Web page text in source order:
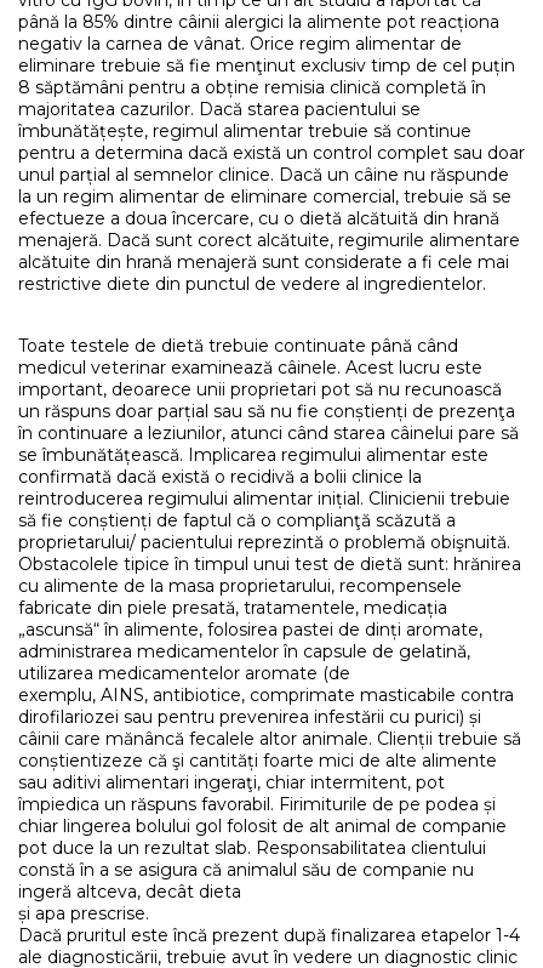
până la 85% dintre câinii alergici la alimente pot reacționa
negativ la carnea de vânat. Orice regim alimentar de
eliminare trebuie să fie menţinut exclusiv timp de cel puțin
8 săptămâni pentru a obține remisia clinică completă în
majoritatea cazurilor. Dacă starea pacientului se
îmbunătățește, regimul alimentar trebuie să continue
pentru a determina dacă există un control complet sau doar
unul parțial al semnelor clinice. Dacă un câine nu răspunde
la un regim alimentar de eliminare comercial, trebuie să se
efectueze a doua încercare, cu o dietă alcătuită din hrană
menajeră. Dacă sunt corect alcătuite, regimurile alimentare
alcătuite din hrană menajeră sunt considerate a fi cele mai
restrictive diete din punctul de vedere al ingredientelor.
Toate testele de dietă trebuie continuate până când
medicul veterinar examinează câinele. Acest lucru este
important, deoarece unii proprietari pot să nu recunoască
un răspuns doar parțial sau să nu fie conștienți de prezenţa
în continuare a leziunilor, atunci când starea câinelui pare să
se îmbunătățească. Implicarea regimului alimentar este
confirmată dacă există o recidivă a bolii clinice la
reintroducerea regimului alimentar inițial. Clinicienii trebuie
să fie conștienți de faptul că o complianţă scăzută a
proprietarului/ pacientului reprezintă o problemă obişnuită.
Obstacolele tipice în timpul unui test de dietă sunt: hrănirea
cu alimente de la masa proprietarului, recompensele
fabricate din piele presată, tratamentele, medicația
„ascunsă“ în alimente, folosirea pastei de dinți aromate,
administrarea medicamentelor în capsule de gelatină,
utilizarea medicamentelor aromate (de
exemplu, AINS, antibiotice, comprimate masticabile contra
dirofilariozei sau pentru prevenirea infestării cu purici) și
câinii care mănâncă fecalele altor animale. Clienții trebuie să
conștientizeze că şi cantități foarte mici de alte alimente
sau aditivi alimentari ingeraţi, chiar intermitent, pot
împiedica un răspuns favorabil. Firimiturile de pe podea și
chiar lingerea bolului gol folosit de alt animal de companie
pot duce la un rezultat slab. Responsabilitatea clientului
constă în a se asigura că animalul său de companie nu
ingeră altceva, decât dieta
și apa prescrise.
Dacă pruritul este încă prezent după finalizarea etapelor 1-4
ale diagnosticării, trebuie avut în vedere un diagnostic clinic